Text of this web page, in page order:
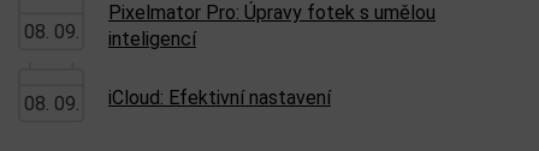
08. 09.
Pixelmator Pro: Úpravy fotek s umělou
inteligencí
08. 09. iCloud: Efektivní nastavení